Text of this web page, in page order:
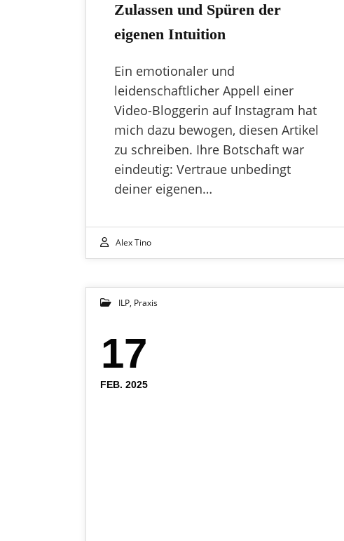
Zulassen und Spüren der
eigenen Intuition
Ein emotionaler und
leidenschaftlicher Appell einer
Video-Bloggerin auf Instagram hat
mich dazu bewogen, diesen Artikel
zu schreiben. Ihre Botschaft war
eindeutig: Vertraue unbedingt
deiner eigenen…
Alex Tino
ILP, Praxis
17
FEB. 2025